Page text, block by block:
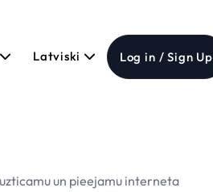
Latviski Log in / Sign Up
un pieejamu interneta